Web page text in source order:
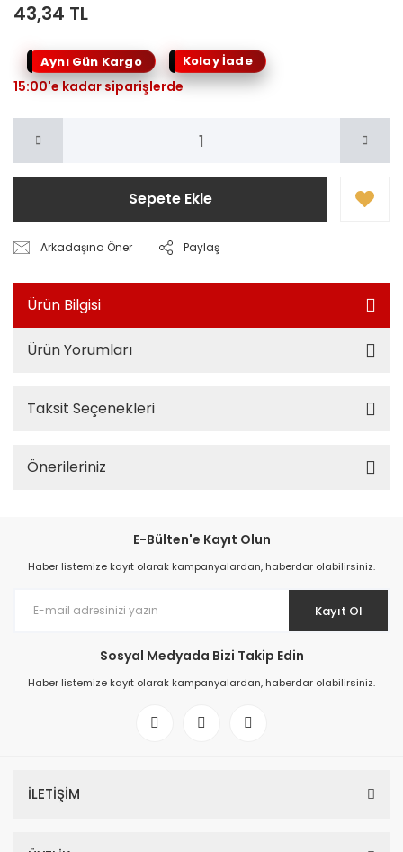
43,34 TL
Aynı Gün Kargo Kolay İade
15:00'e kadar siparişlerde
Sepete Ekle
Arkadaşına Öner Paylaş
Ürün Bilgisi
Ürün Yorumları
Taksit Seçenekleri
Önerileriniz
E-Bülten'e Kayıt Olun
Haber listemize kayıt olarak kampanyalardan, haberdar olabilirsiniz.
Kayıt Ol
Sosyal Medyada Bizi Takip Edin
Haber listemize kayıt olarak kampanyalardan, haberdar olabilirsiniz.
İLETİŞİM